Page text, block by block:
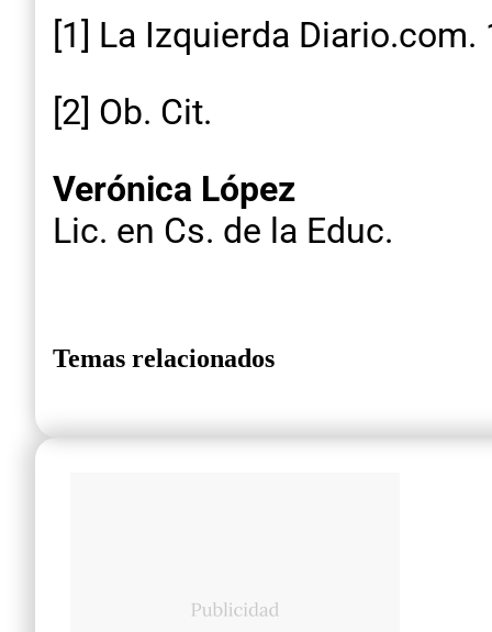
[1] La Izquierda
[2] Ob. Cit.
Verónica López
Lic. en Cs. de la Educ.
Temas relacionados